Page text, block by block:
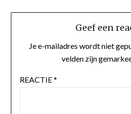
Geef een
Je e-mailadres wordt niet
velden zijn
REACTIE*